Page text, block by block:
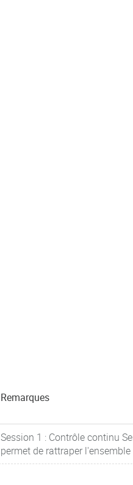
Remarques
Session 1 : Contrôle continu
permet de rattraper l'ensemble